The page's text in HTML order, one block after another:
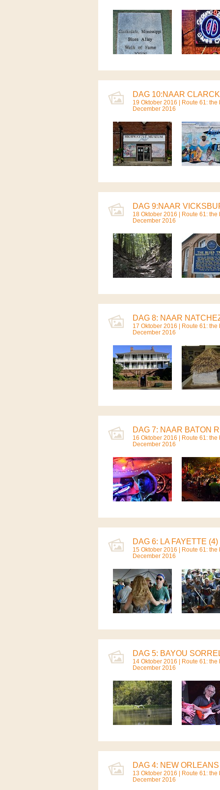
DAG 10:NAAR
19 Oktober 2016 | Route 61: the
December 2016
DAG 9:NAAR
18 Oktober 2016 | Route 61: the
December 2016
DAG 8: NAAR
17 Oktober 2016 | Route 61: the
December 2016
DAG 7: NAAR BATON
16 Oktober 2016 | Route 61: the
December 2016
DAG 6: LA FAYETTE (4)
15 Oktober 2016 | Route 61: the
December 2016
DAG 5: BAYOU
14 Oktober 2016 | Route 61: the
December 2016
DAG 4: NEW
13 Oktober 2016 | Route 61: the
December 2016